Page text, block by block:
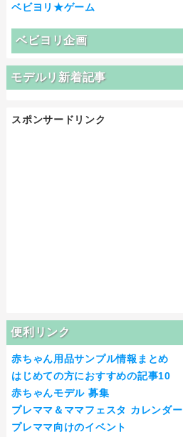
ベビヨリ★ゲーム
ベビヨリ企画
モデルリ新着記事
スポンサードリンク
便利リンク
赤ちゃん用品サンプル情報まとめ
はじめての方におすすめの記事10
赤ちゃんモデル 募集
プレママ＆ママフェスタ カレンダー
プレママ向けのイベント